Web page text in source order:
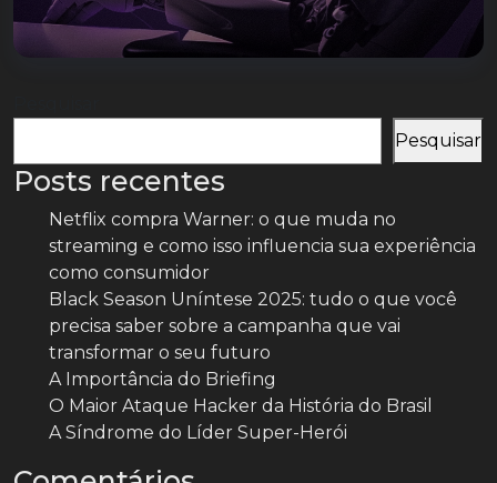
Pesquisar
Posts recentes
Netflix compra Warner: o que muda no
streaming e como isso influencia sua experiência
como consumidor
Black Season Uníntese 2025: tudo o que você
precisa saber sobre a campanha que vai
transformar o seu futuro
A Importância do Briefing
O Maior Ataque Hacker da História do Brasil
A Síndrome do Líder Super-Herói